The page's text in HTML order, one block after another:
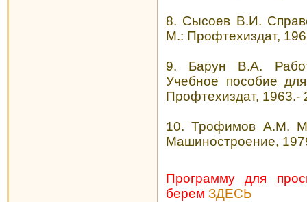
8. Сысоев В.И.
М.: Профтехиздат,
9. Барун В.А.
Учебное пособие
Профтехиздат, 1963.-
10. Трофимов А.М.
Машиностроение,
Программу для
берем ЗДЕСЬ